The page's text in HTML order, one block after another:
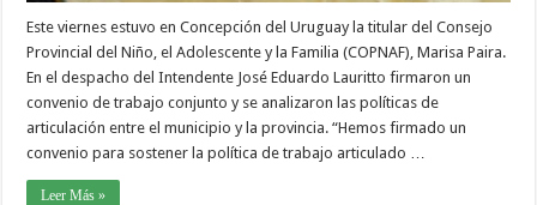
Este viernes estuvo en Concepción del Uruguay la titular del Consejo
Provincial del Niño, el Adolescente y la Familia (COPNAF), Marisa Paira.
En el despacho del Intendente José Eduardo Lauritto firmaron un
convenio de trabajo conjunto y se analizaron las políticas de
articulación entre el municipio y la provincia. “Hemos firmado un
convenio para sostener la política de trabajo articulado …
Leer Más »